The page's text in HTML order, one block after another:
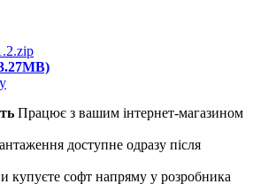
Працює з вашим інтернет-магазином
доступне одразу після
купуєте софт напряму у розробника